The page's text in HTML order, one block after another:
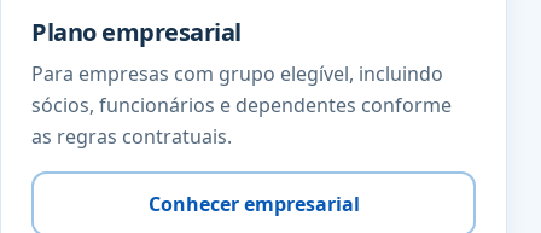
Plano empresarial
Para empresas com grupo elegível, incluindo
sócios, funcionários e dependentes conforme
as regras contratuais.
Conhecer empresarial